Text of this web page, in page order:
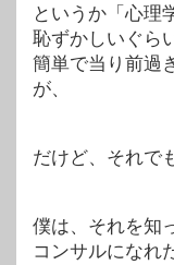
というか「心理
恥ずかしいぐら
簡単で当り前過
が、
だけど、それで
僕は、それを知
コンサルになれ